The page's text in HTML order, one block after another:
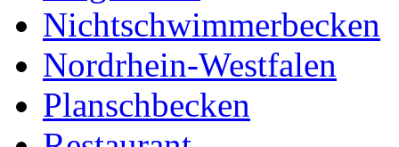
Nichtschwimmerbecken
Nordrhein-Westfalen
Planschbecken